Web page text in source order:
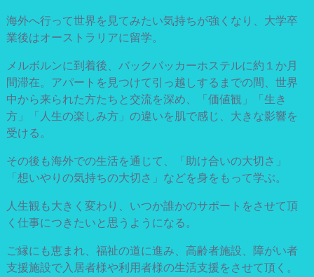
海外へ行って世界を見てみたい気持ちが強くなり、大学卒
業後はオーストラリアに留学。
メルボルンに到着後、バックパッカーホステルに約１か月
間滞在。アパートを見つけて引っ越しするまでの間、世界
中から来られた方たちと交流を深め、「価値観」「生き
方」「人生の楽しみ方」の違いを肌で感じ、大きな影響を
受ける。
その後も海外での生活を通じて、「助け合いの大切さ」
「想いやりの気持ちの大切さ」などを身をもって学ぶ。
人生観も大きく変わり、いつか誰かのサポートをさせて頂
く仕事につきたいと思うようになる。
ご縁にも恵まれ、福祉の道に進み、高齢者施設、障がい者
支援施設で入居者様や利用者様の生活支援をさせて頂く。